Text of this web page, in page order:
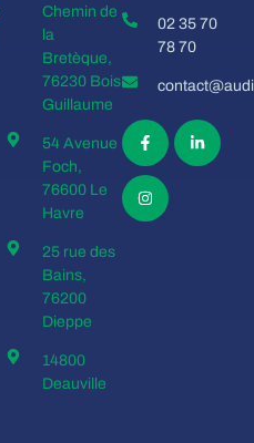
Chemin de
la
Bretèque,
76230 Bois
Guillaume
54 Avenue
Foch,
76600 Le
Havre
25 rue des
Bains,
76200
Dieppe
14800
Deauville
02 35 70
78 70